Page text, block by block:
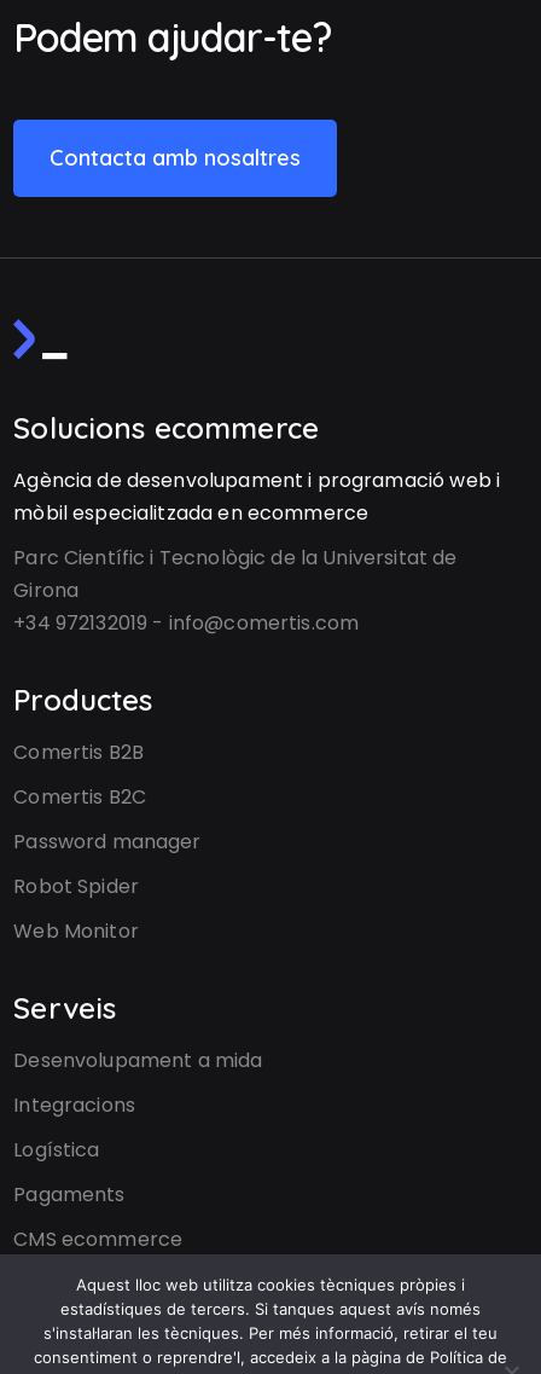
Podem ajudar-te?
Contacta amb nosaltres
Solucions ecommerce
Agència de desenvolupament i programació web i
mòbil especialitzada en ecommerce
Parc Científic i Tecnològic de la Universitat de
Girona
+34 972132019 - info@comertis.com
Productes
Comertis B2B
Comertis B2C
Password manager
Robot Spider
Web Monitor
Serveis
Desenvolupament a mida
Integracions
Logística
Pagaments
CMS ecommerce
Comertis
Aquest lloc web utilitza cookies tècniques pròpies i
estadístiques de tercers. Si tanques aquest avís només
s'instal·laran les tècniques. Per més informació, retirar el teu
consentiment o reprendre'l, accedeix a la pàgina de Política de